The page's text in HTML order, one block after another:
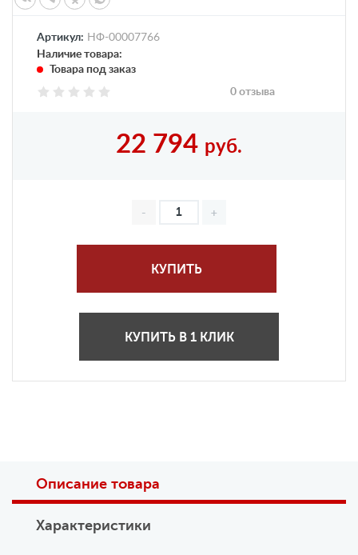
Артикул: НФ-00007766
Наличие товара:
Товара под заказ
0 отзыва
22 794 руб.
КУПИТЬ
КУПИТЬ В 1 КЛИК
Описание товара
Характеристики